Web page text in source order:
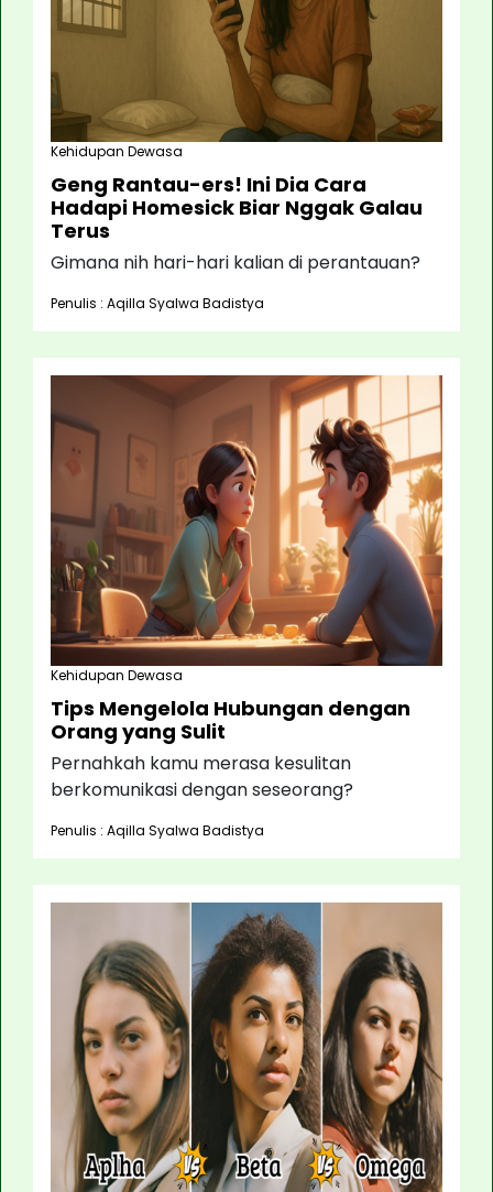
Kehidupan Dewasa
Geng Rantau-ers! Ini Dia Cara
Hadapi Homesick Biar Nggak Galau
Terus
Gimana nih hari-hari kalian di perantauan?
Penulis : Aqilla Syalwa Badistya
Kehidupan Dewasa
Tips Mengelola Hubungan dengan
Orang yang Sulit
Pernahkah kamu merasa kesulitan
berkomunikasi dengan seseorang?
Penulis : Aqilla Syalwa Badistya